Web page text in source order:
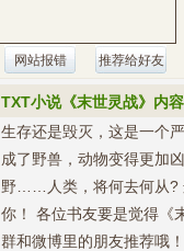
网站报错 推荐给好友
TXT小说《末世灵战》内
生存还是毁灭，这是一个
成了野兽，动物变得更加
野……人类，将何去何从?
你！ 各位书友要是觉得《
群和微博里的朋友推荐哦